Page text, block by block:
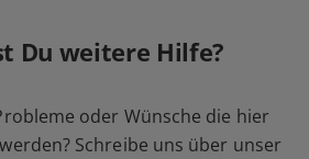
Du weitere Hilfe?
oder Wünsche die hier
Schreibe uns über unser